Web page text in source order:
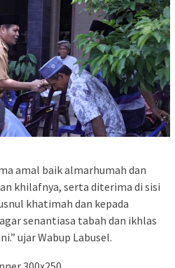
amal baik almarhumah dan
khilafnya, serta diterima di sisi
khatimah dan kepada
senantiasa tabah dan ikhlas
ujar Wabup Labusel.